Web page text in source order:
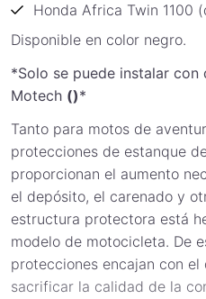
Honda Africa Twin 1100
Disponible en color negro.
*Solo se puede instalar con
Motech ()*
Tanto para motos de
protecciones de estanque
proporcionan el aumento
el depósito, el carenado y
estructura protectora está
modelo de motocicleta. De
protecciones encajan con
sacrificar la calidad de la